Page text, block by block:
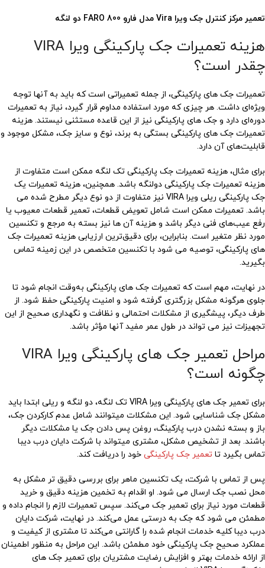
تعمیر مرکز کنترل جک ویرا Vira مدل فارو 800 FARO دو لنگه
هزینه تعمیرات جک پارکینگی ویرا VIRA
چقدر است؟
تعمیرات جک های پارکینگی، از جمله تعمیراتی است که باید به آنها توجه
ویژه‌ای داشت. هر چیزی که مورد استفاده مداوم قرار گیرد، نیاز به تعمیرات
دوره‌ای دارد و جک های پارکینگی نیز از این قاعده مستثنی نیستند. هزینه
تعمیرات جک های پارکینگی بستگی به برند، نوع و سایز جک، مشکل موجود و
قابلیت‌های آن دارد.
برای مثال، هزینه تعمیرات جک پارکینگی تک لنگه ممکن است متفاوت از
هزینه تعمیرات جک پارکینگی دولنگه باشد. همچنین، هزینه تعمیرات یک
جک پارکینگی ریلی ویرا VIRA نیز متفاوت از دو نوع دیگر مطرح شده می
باشد. تعمیرات ممکن است شامل تعویض قطعات، تعمیر قطعات معیوب یا
رفع عیب‌های فنی دیگر باشد و هزینه آن ها نیز بسته به مرجع و تکنسین
مورد نظر متغیر است. بنابراین، برای دقیق‌ترین ارزیابی هزینه تعمیرات جک
های پارکینگی، توصیه می شود با تکنسین متخصص در این زمینه تماس
بگیرید.
در نهایت، مهم است که تعمیرات جک های پارکینگی به‌وقت انجام شود تا
جلوی هرگونه مشکل بزرگتری گرفته شود و امنیت پارکینگی حفظ شود. از
طرف دیگر، پیشگیری از مشکلات احتمالی و نظافت و نگهداری صحیح از این
تجهیزات نیز می تواند در طول عمر مفید آنها مؤثر باشد.
مراحل تعمیر جک های پارکینگی ویرا VIRA
چگونه است؟
برای تعمیر جک های پارکینگی ویرا VIRA تک لنگه، دو لنگه و ریلی ابتدا باید
مشکل جک شناسایی شود. این مشکلات میتوانند شامل عدم کارکردن جک،
باز و بسته نشدن درب پارکینگ، روغن پس دادن جک یا مشکلات دیگر
باشند. بعد از تشخیص مشکل، مشتری میتواند با شرکت دایان درب دیبا
تماس بگیرد تا تعمیر جک پارکینگی خود را دریافت کند.
پس از تماس با شرکت، یک تکنسین ماهر برای بررسی دقیق تر مشکل به
محل نصب جک ارسال می شود. او اقدام به تخمین هزینه دقیق و خرید
قطعات مورد نیاز برای تعمیر جک می‌کند. سپس تعمیرات لازم را انجام داده و
مطمئن می شود که جک به درستی عمل می‌کند. در نهایت، شرکت دایان
درب دیبا کلیه خدمات انجام شده را گارانتی می‌کند تا مشتری از کیفیت و
عملکرد صحیح جک پارکینگی خود مطمئن باشد. این مراحل به منظور اطمینان
از ارائه خدمات بهتر و افزایش رضایت مشتریان برای تعمیر جک های